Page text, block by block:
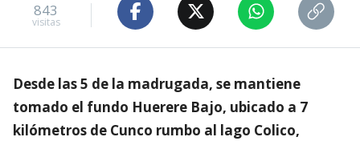
843
visitas
Desde las 5 de la madrugada, se mantiene
tomado el fundo Huerere Bajo, ubicado a 7
kilómetros de Cunco rumbo al lago Colico,